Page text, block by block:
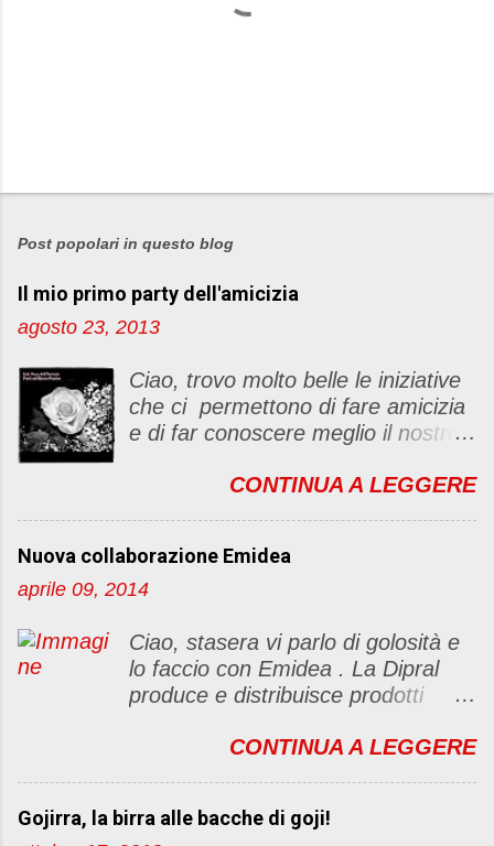
P
s
a
u
c
o
m
m
t
o
Post popolari in questo blog
Il mio primo party dell'amicizia
agosto 23, 2013
Ciao, trovo molto belle le iniziative
che ci permettono di fare amicizia
e di far conoscere meglio il nostro
un "party" dell'amicizia .... Mi
post, ma anche di sentimenti ed
emozioni. Non siete obbligate a
avete il tempo bene, altrimenti no
problem. :D Le regole sono le
seguenti 1) Prelevare l'immagine
blog con il link del mio
http://foodandbeautypassion.blogs
dellamicizia.html 2) Diventare
CONTINUA A LEGGERE
Nuova collaborazione Emidea
aprile 09, 2014
Ciao, stasera vi parlo di golosità e
lo faccio con Emidea . La Dipral
produce e distribuisce prodotti
qualità a marchio Emidea (rivolti
qualità prima di tutto. dai classi
CONTINUA A LEGGERE
Gojirra, la birra alle bacche di goji!